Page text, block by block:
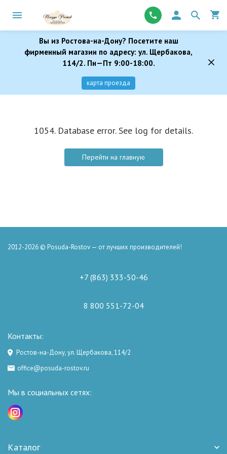
Вы из Ростова-на-Дону? Посетите наш
фирменный магазин по адресу: ул. Щербакова,
114/2. Пн—Пт 9:00-18:00.
карта проезда
1054. Database error. See log for details.
Перейти на главную
2012-2026 © Posuda-Rostov — от лучших производителей!
+7 (863) 333-50-46
8 800 551-72-04
Контакты:
Ростов-на-Дону, ул. Щербакова, 114/2
office@posuda-rostov.ru
Мы в социальных сетях:
Каталог